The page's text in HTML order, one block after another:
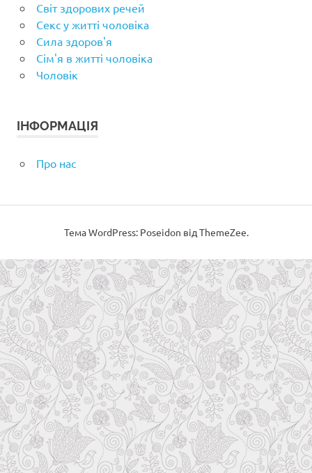
Світ здорових речей
Секс у житті чоловіка
Сила здоров'я
Сім'я в житті чоловіка
Чоловік
ІНФОРМАЦІЯ
Про нас
Тема WordPress: Poseidon від ThemeZee.